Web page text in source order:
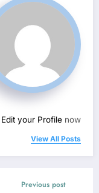
Edit your Profile now.
View All Posts
Previous post